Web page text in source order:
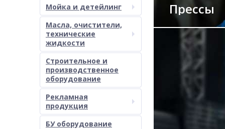
Мойка и детейлинг
Масла, очистители,
технические
жидкости
Строительное и
производственное
оборудование
Рекламная
продукция
БУ оборудование
Прессы